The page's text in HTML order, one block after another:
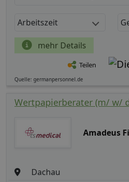
Arbeitszeit
mehr Details
Teilen
Quelle: germanpersonnel.de
Wertpapierberater (m/ w/
Amadeus
Dachau